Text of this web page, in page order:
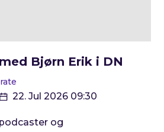
Bjørn Erik i DN
22. Jul 2026 09:30
og